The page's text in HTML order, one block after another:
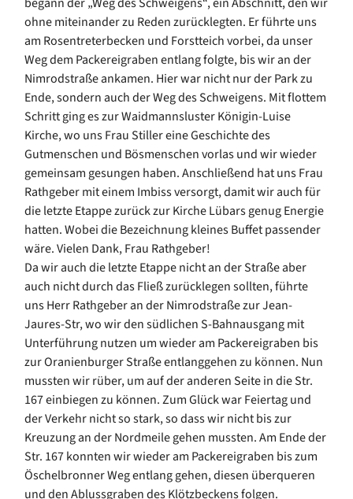
begann der „Weg des Schweigens“, ein Abschnitt, den wir
ohne miteinander zu Reden zurücklegten. Er führte uns
am Rosentreterbecken und Forstteich vorbei, da unser
Weg dem Packereigraben entlang folgte, bis wir an der
Nimrodstraße ankamen. Hier war nicht nur der Park zu
Ende, sondern auch der Weg des Schweigens. Mit flottem
Schritt ging es zur Waidmannsluster Königin-Luise
Kirche, wo uns Frau Stiller eine Geschichte des
Gutmenschen und Bösmenschen vorlas und wir wieder
gemeinsam gesungen haben. Anschließend hat uns Frau
Rathgeber mit einem Imbiss versorgt, damit wir auch für
die letzte Etappe zurück zur Kirche Lübars genug Energie
hatten. Wobei die Bezeichnung kleines Buffet passender
wäre. Vielen Dank, Frau Rathgeber!
Da wir auch die letzte Etappe nicht an der Straße aber
auch nicht durch das Fließ zurücklegen sollten, führte
uns Herr Rathgeber an der Nimrodstraße zur Jean-
Jaures-Str, wo wir den südlichen S-Bahnausgang mit
Unterführung nutzen um wieder am Packereigraben bis
zur Oranienburger Straße entlanggehen zu können. Nun
mussten wir rüber, um auf der anderen Seite in die Str.
167 einbiegen zu können. Zum Glück war Feiertag und
der Verkehr nicht so stark, so dass wir nicht bis zur
Kreuzung an der Nordmeile gehen mussten. Am Ende der
Str. 167 konnten wir wieder am Packereigraben bis zum
Öschelbronner Weg entlang gehen, diesen überqueren
und den Ablussgraben des Klötzbeckens folgen.